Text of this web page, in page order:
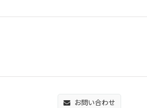
お問い合わせ